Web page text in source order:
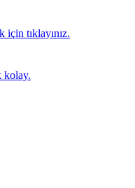
için tıklayınız.
kolay.